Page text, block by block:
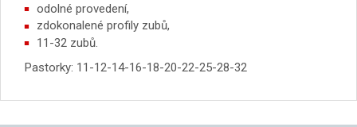
odolné provedení,
zdokonalené profily zubů,
11-32 zubů.
Pastorky: 11-12-14-16-18-20-22-25-28-32